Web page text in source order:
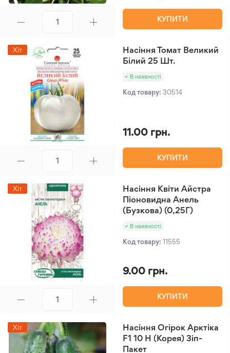
КУПИТИ
Хіт
Насіння Томат Великий
Білий 25 Шт.
В наявності
Код товару: 30514
11.00 грн.
КУПИТИ
Хіт
Насіння Квіти Айстра
Піоновидна Анель
(Бузкова) (0,25Г)
В наявності
Код товару: 11555
9.00 грн.
КУПИТИ
Хіт
Насіння Огірок Арктіка
F1 10 Н (Корея) Зіп-
Пакет